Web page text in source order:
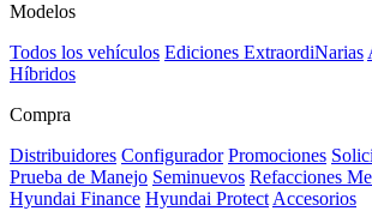
Modelos
Todos los vehículos Ediciones ExtraordiNarias
Híbridos
Compra
Distribuidores Configurador Promociones
Prueba de Manejo Seminuevos Refacciones
Hyundai Finance Hyundai Protect Accesorios